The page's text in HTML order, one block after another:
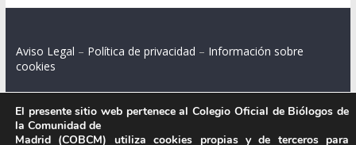
Aviso Legal – Política de privacidad – Información sobre
cookies
Colegio Oficial de Biólogos de la Comunidad de Madrid.
El presente sitio web pertenece al Colegio Oficial de Biólogos de
la Comunidad de
Madrid (COBCM) utiliza cookies propias y de terceros para